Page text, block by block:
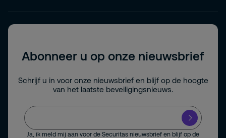
Abonneer u op onze nieuwsbrief
Schrijf u in voor onze nieuwsbrief en blijf op de hoogte
van het laatste beveiligingsnieuws.
Ja, ik meld mij aan voor de Securitas nieuwsbrief en blijf op de